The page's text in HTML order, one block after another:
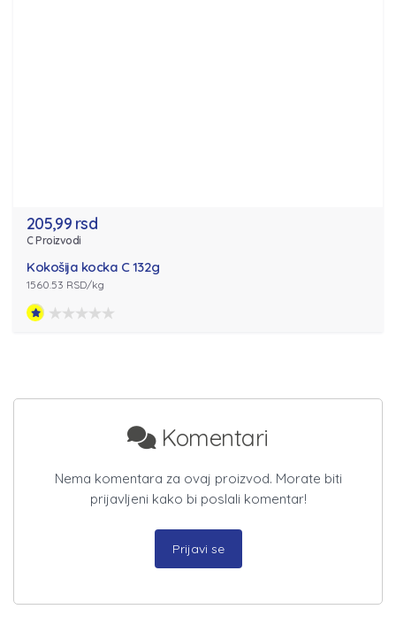
205,99 rsd
C Proizvodi
Kokošija kocka C 132g
1560.53 RSD/kg
Komentari
Nema komentara za ovaj proizvod. Morate biti
prijavljeni kako bi poslali komentar!
Prijavi se